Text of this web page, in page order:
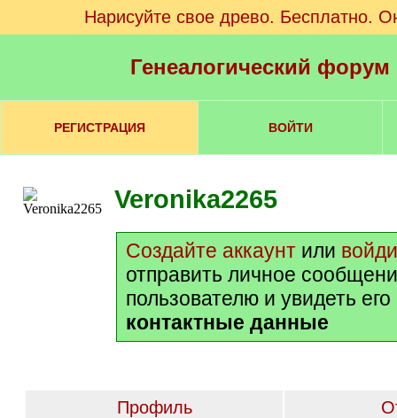
Нарисуйте свое древо. Бесплатно.
Генеалогический
РЕГИСТРАЦИЯ ВОЙТИ
Veronika2265
Создайте аккаунт или
отправить личное
пользователю и увидеть
контактные данные
Профиль